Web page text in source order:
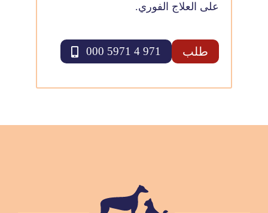
على العلاج الفوري.
طلب 971 4 5971 000